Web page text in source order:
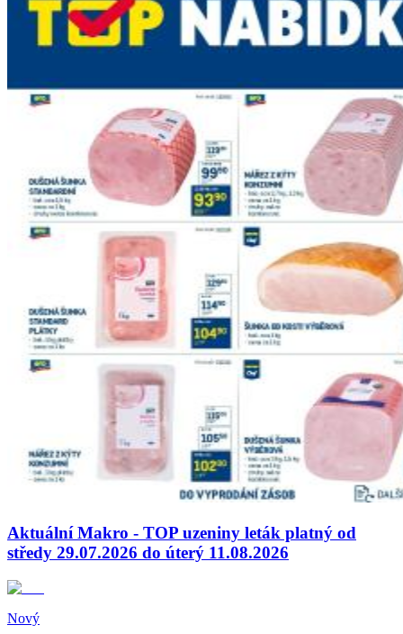
Aktuální Makro - TOP uzeniny leták platný od
středy 29.07.2026 do úterý 11.08.2026
Nový